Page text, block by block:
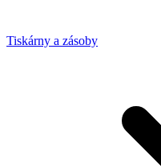
Tiskárny a zásoby